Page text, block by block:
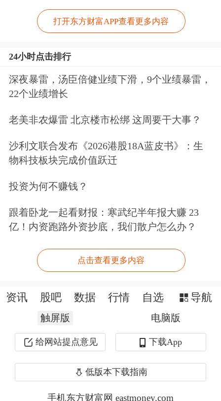
打开东方财富APP查看更多内容
24小时点击排行
深夜暴雷，汤臣倍健业绩下滑，9个业绩暴雷，
22个业绩增长
老美非农爆雷 北京楼市松绑 这周要干大事？
沙利文联合发布《2026港股18A蓝皮书》：生
物科技板块完成价值跃迁
投资为何不赚钱？
跟着卧龙一起看财报：寒武纪半年报大赚 23
亿！内资跑路外资抄底，我们散户怎么办？
点击查看更多内容
资讯 股吧 数据 行情 自选 导航
触屏版 电脑版
给网站提点意见 下载App
低版本下载指南
手机东方财富网 eastmoney.com